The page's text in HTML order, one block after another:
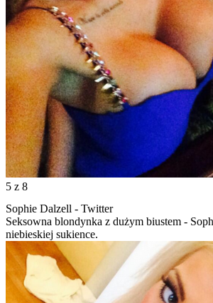
5 z 8
Sophie Dalzell - Twitter
Seksowna blondynka z dużym biustem -
niebieskiej sukience.